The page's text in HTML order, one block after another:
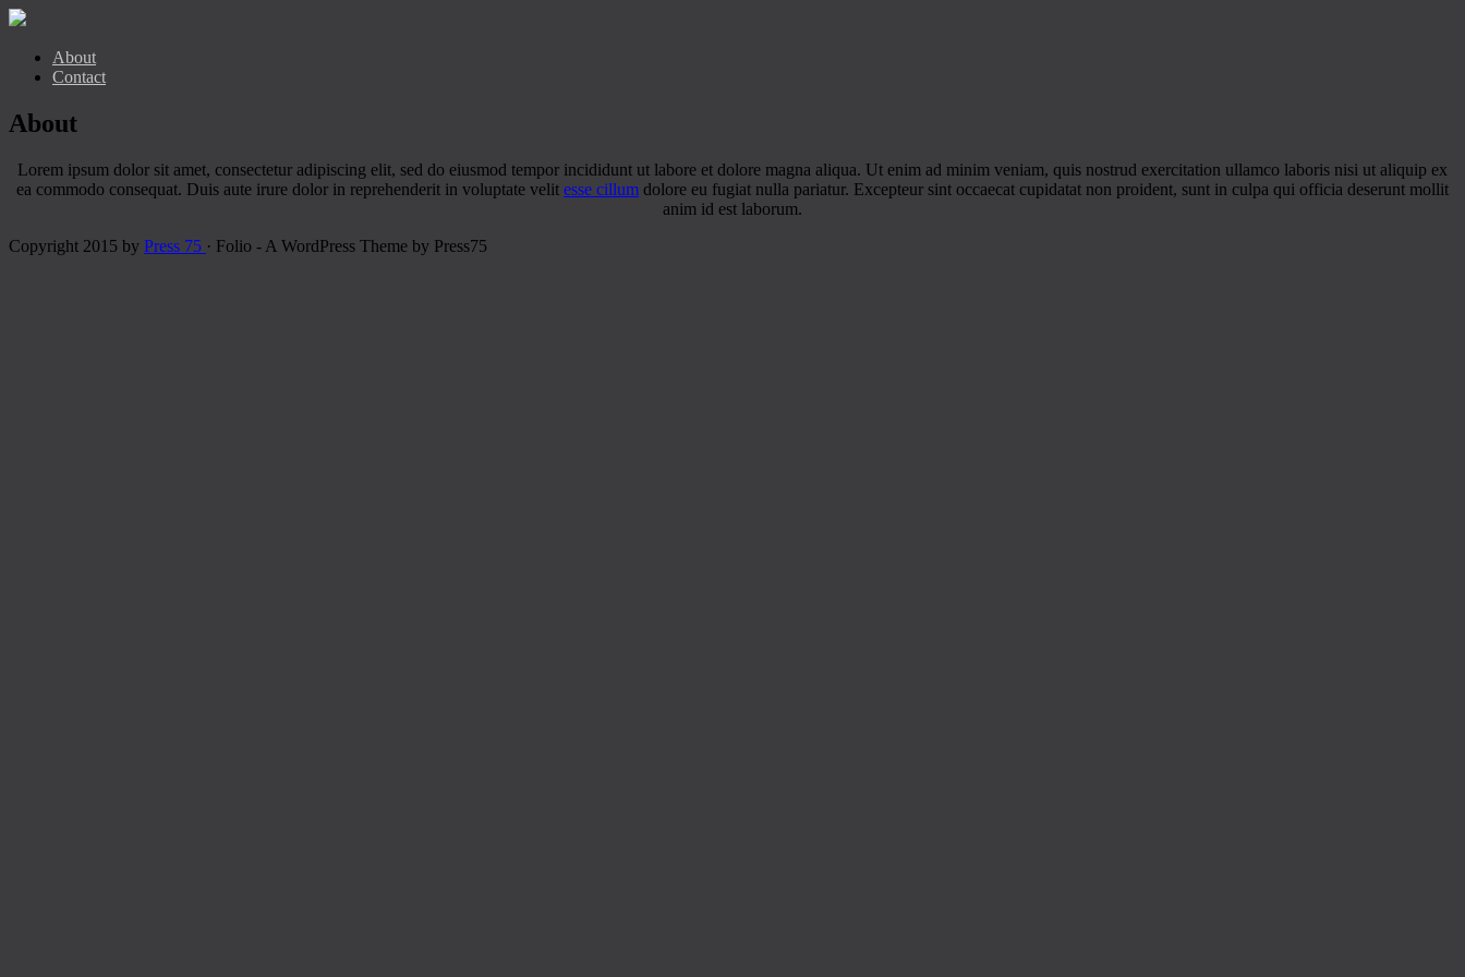
About
Contact
About
Lorem ipsum dolor sit amet, consectetur adipiscing elit, sed do eiusmod tempor incididunt ut labore et dolore magna aliqua. Ut enim ad minim veniam, quis nostrud exercitation ullamco laboris nisi ut aliquip ex
ea commodo consequat. Duis aute irure dolor in reprehenderit in voluptate velit esse cillum dolore eu fugiat nulla pariatur. Excepteur sint occaecat cupidatat non proident, sunt in culpa qui officia deserunt mollit
anim id est laborum.
Copyright 2015 by Press 75 · Folio - A WordPress Theme by Press75